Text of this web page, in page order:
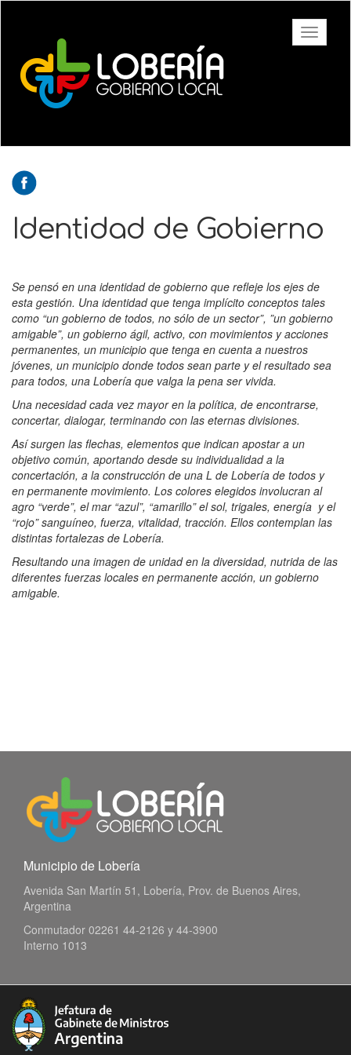
principal
Toggle
Identidad de Gobierno
Se pensó en una identidad de gobierno que refleje los ejes de
esta gestión. Una identidad que tenga implícito conceptos tales
como “un gobierno de todos, no sólo de un sector”, ”un gobierno
amigable”, un gobierno ágil, activo, con movimientos y acciones
permanentes, un municipio que tenga en cuenta a nuestros
jóvenes, un municipio donde todos sean parte y el resultado sea
para todos, una Lobería que valga la pena ser vivida.
Una necesidad cada vez mayor en la política, de encontrarse,
concertar, dialogar, terminando con las eternas divisiones.
Así surgen las flechas, elementos que indican apostar a un
objetivo común, aportando desde su individualidad a la
concertación, a la construcción de una L de Lobería de todos y
en permanente movimiento. Los colores elegidos involucran al
agro “verde”, el mar “azul”, “amarillo” el sol, trigales, energía y el
“rojo” sanguíneo, fuerza, vitalidad, tracción. Ellos contemplan las
distintas fortalezas de Lobería.
Resultando una imagen de unidad en la diversidad, nutrida de las
diferentes fuerzas locales en permanente acción, un gobierno
amigable.
Municipio de Lobería
Avenida San Martín 51, Lobería, Prov. de Buenos Aires,
Argentina
Conmutador 02261 44-2126 y 44-3900
Interno 1013